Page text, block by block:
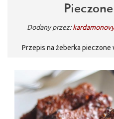
Dodany przez:kardamonovy
Przepis na żeberka pieczone